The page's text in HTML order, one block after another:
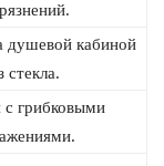
душевой кабиной
стекла.
с грибковыми